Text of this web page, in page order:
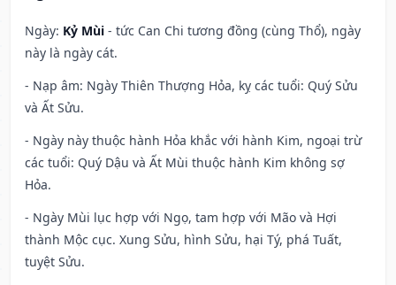
Ngày: Kỷ Mùi - tức Can Chi tương đồng (cùng Thổ), ngày
này là ngày cát.
- Nạp âm: Ngày Thiên Thượng Hỏa, kỵ các tuổi: Quý Sửu
và Ất Sửu.
- Ngày này thuộc hành Hỏa khắc với hành Kim, ngoại trừ
các tuổi: Quý Dậu và Ất Mùi thuộc hành Kim không sợ
Hỏa.
- Ngày Mùi lục hợp với Ngọ, tam hợp với Mão và Hợi
thành Mộc cục. Xung Sửu, hình Sửu, hại Tý, phá Tuất,
tuyệt Sửu.